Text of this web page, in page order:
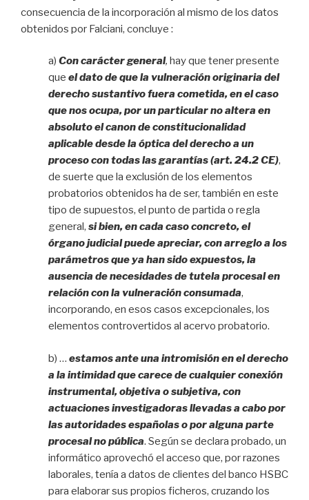
consecuencia de la incorporación al mismo de los datos
obtenidos por Falciani, concluye :
a) Con carácter general, hay que tener presente
que el dato de que la vulneración originaria del
derecho sustantivo fuera cometida, en el caso
que nos ocupa, por un particular no altera en
absoluto el canon de constitucionalidad
aplicable desde la óptica del derecho a un
proceso con todas las garantías (art. 24.2 CE),
de suerte que la exclusión de los elementos
probatorios obtenidos ha de ser, también en este
tipo de supuestos, el punto de partida o regla
general, si bien, en cada caso concreto, el
órgano judicial puede apreciar, con arreglo a los
parámetros que ya han sido expuestos, la
ausencia de necesidades de tutela procesal en
relación con la vulneración consumada,
incorporando, en esos casos excepcionales, los
elementos controvertidos al acervo probatorio.
b) … estamos ante una intromisión en el derecho
a la intimidad que carece de cualquier conexión
instrumental, objetiva o subjetiva, con
actuaciones investigadoras llevadas a cabo por
las autoridades españolas o por alguna parte
procesal no pública. Según se declara probado, un
informático aprovechó el acceso que, por razones
laborales, tenía a datos de clientes del banco HSBC
para elaborar sus propios ficheros, cruzando los